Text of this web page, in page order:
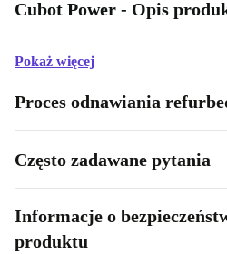
Cubot Power - Opis
Pokaż więcej
Proces odnawiania
Często zadawane pytania
Informacje o
produktu